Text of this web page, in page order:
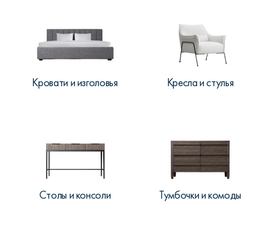
Кровати и изголовья Кресла и стулья
Столы и консоли Тумбочки и комоды